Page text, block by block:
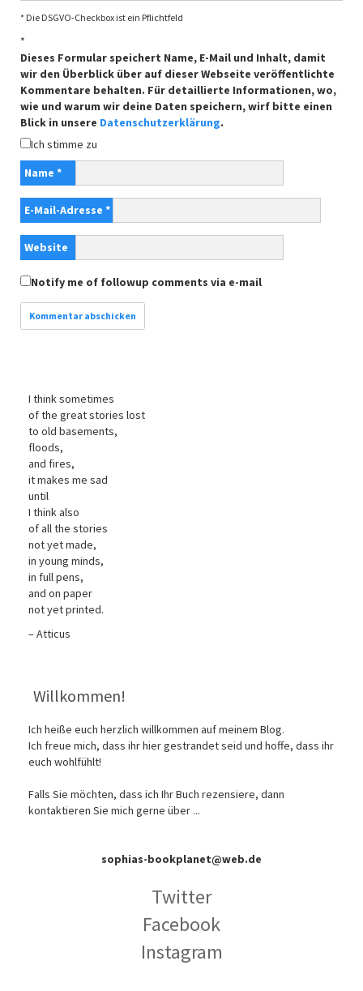
* Die DSGVO-Checkbox ist ein Pflichtfeld
*
Dieses Formular speichert Name, E-Mail und Inhalt, damit
wir den Überblick über auf dieser Webseite veröffentlichte
Kommentare behalten. Für detaillierte Informationen, wo,
wie und warum wir deine Daten speichern, wirf bitte einen
Blick in unsere Datenschutzerklärung.
Ich stimme zu
Name *
E-Mail-Adresse *
Website
Notify me of followup comments via e-mail
I think sometimes
of the great stories lost
to old basements,
floods,
and fires,
it makes me sad
until
I think also
of all the stories
not yet made,
in young minds,
in full pens,
and on paper
not yet printed.
– Atticus
Willkommen!
Ich heiße euch herzlich willkommen auf meinem Blog.
Ich freue mich, dass ihr hier gestrandet seid und hoffe, dass ihr
euch wohlfühlt!
Falls Sie möchten, dass ich Ihr Buch rezensiere, dann
kontaktieren Sie mich gerne über ...
sophias-bookplanet@web.de
Twitter
Facebook
Instagram